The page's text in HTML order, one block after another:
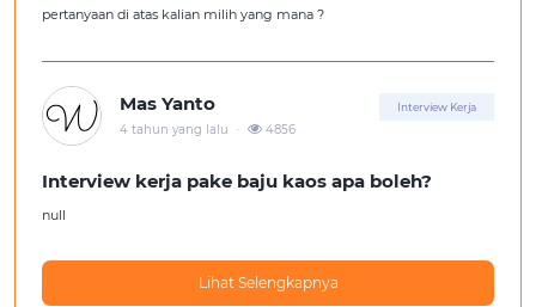
pertanyaan di atas kalian milih yang mana ?
Mas Yanto Interview Kerja
4 tahun yang lalu . 4856
Interview kerja pake baju kaos apa boleh?
null
Lihat Selengkapnya